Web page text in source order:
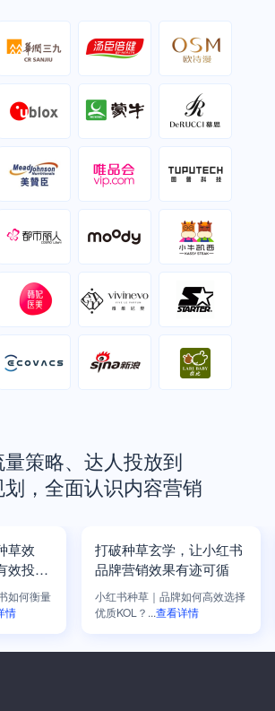
量策略、达人投放到
划，全面认识内容营销
草效
效投放
如何衡量
情
打破种草玄学，让小红书
品牌营销效果有迹可循
小红书种草｜品牌如何高效选择
优质KOL？...查看详情